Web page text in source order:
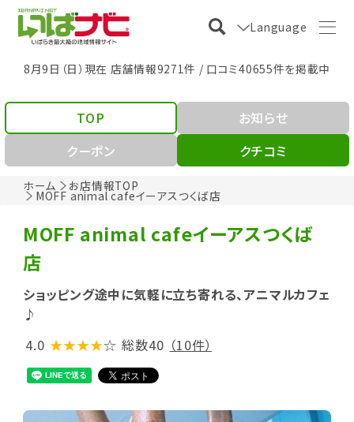
Language
8月9日（日）現在 店舗情報9271件 / 口コミ40655件を掲載中
ホーム お店情報TOP
MOFF animal cafeイーアスつくば店
TOP
お知らせ
クーポン
クチコミ
MOFF animal cafeイーアスつくば
店
ショッピング途中に気軽に立ち寄れる、アニマルカフェ
♪
4.0 ★★★★☆ 総数40 （10件）